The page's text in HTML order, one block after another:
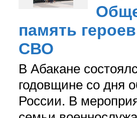
память
СВО
В Абакане
годовщине со дня
России. В